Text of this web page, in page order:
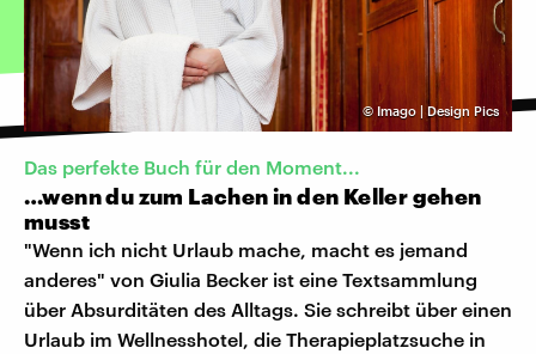
© Imago | Design Pics
Das perfekte Buch für den Moment...
…wenn du zum Lachen in den Keller gehen
musst
"Wenn ich nicht Urlaub mache, macht es jemand
anderes" von Giulia Becker ist eine Textsammlung
über Absurditäten des Alltags. Sie schreibt über einen
Urlaub im Wellnesshotel, die Therapieplatzsuche in